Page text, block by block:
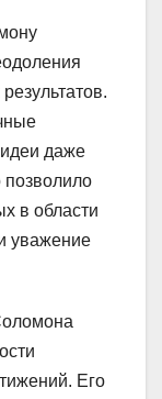
даже
позволило
в области
уважение
Его